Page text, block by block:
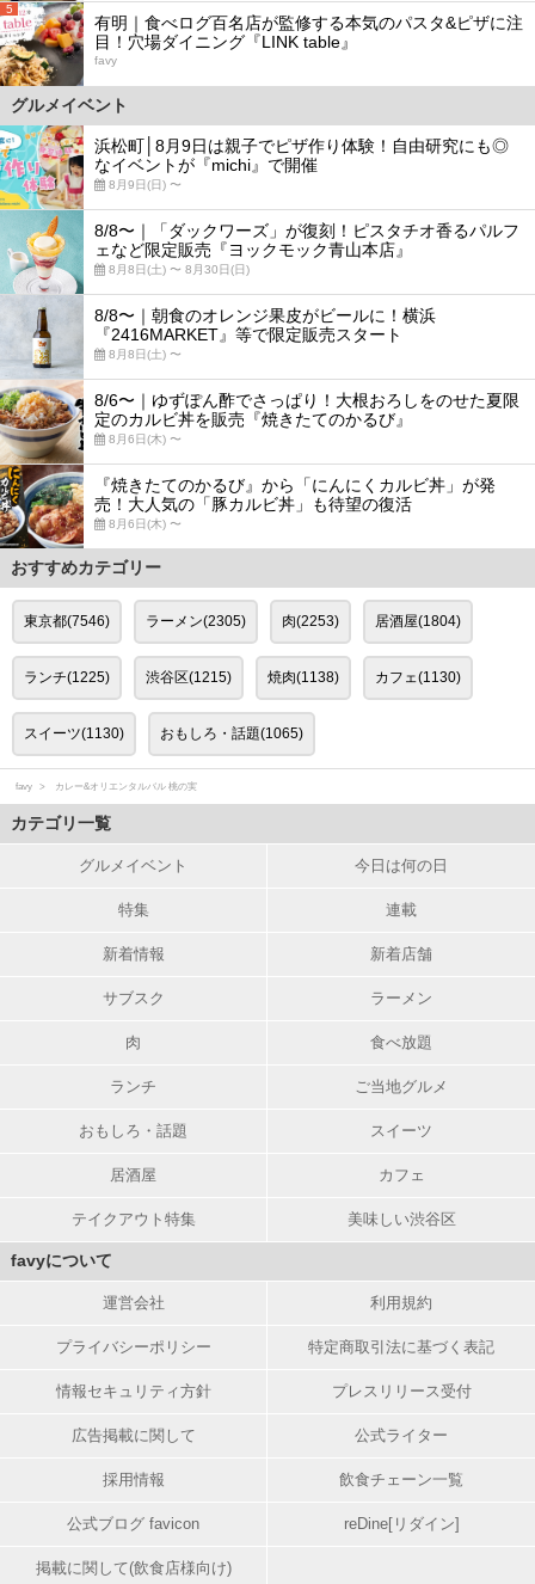
5
有明｜食べログ百名店が監修する本気のパスタ&ピザに注
目！穴場ダイニング『LINK table』
favy
グルメイベント
浜松町│8月9日は親子でピザ作り体験！自由研究にも◎
なイベントが『michi』で開催
8月9日(日) 〜
8/8〜｜「ダックワーズ」が復刻！ピスタチオ香るパルフ
ェなど限定販売『ヨックモック青山本店』
8月8日(土) 〜 8月30日(日)
8/8〜｜朝食のオレンジ果皮がビールに！横浜
『2416MARKET』等で限定販売スタート
8月8日(土) 〜
8/6〜｜ゆずぽん酢でさっぱり！大根おろしをのせた夏限
定のカルビ丼を販売『焼きたてのかるび』
8月6日(木) 〜
『焼きたてのかるび』から「にんにくカルビ丼」が発
売！大人気の「豚カルビ丼」も待望の復活
8月6日(木) 〜
おすすめカテゴリー
東京都(7546) ラーメン(2305) 肉(2253) 居酒屋(1804)
ランチ(1225) 渋谷区(1215) 焼肉(1138) カフェ(1130)
スイーツ(1130) おもしろ・話題(1065)
favy カレー&オリエンタルバル 桃の実
カテゴリ一覧
グルメイベント 今日は何の日
特集 連載
新着情報 新着店舗
サブスク ラーメン
肉 食べ放題
ランチ ご当地グルメ
おもしろ・話題 スイーツ
居酒屋 カフェ
テイクアウト特集 美味しい渋谷区
favyについて
運営会社 利用規約
プライバシーポリシー 特定商取引法に基づく表記
情報セキュリティ方針 プレスリリース受付
広告掲載に関して 公式ライター
採用情報 飲食チェーン一覧
公式ブログ favicon reDine[リダイン]
掲載に関して(飲食店様向け)